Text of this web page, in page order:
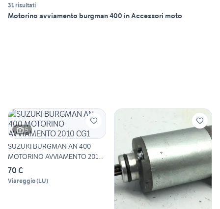
31 risultati
Motorino avviamento burgman 400 in Accessori moto
5
SUZUKI BURGMAN AN 400
MOTORINO AVVIAMENTO 2010
CG1
70 €
Viareggio(LU)